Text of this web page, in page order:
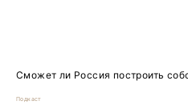
Сможет ли Россия построить
Подкаст